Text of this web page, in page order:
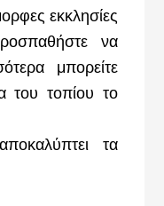
εκκλησίες
να
μπορείτε
του τοπίου το
τα